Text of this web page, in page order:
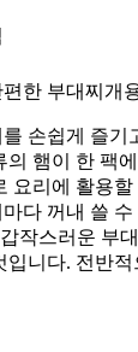
편한 부대찌개
손쉽게 즐기
의 햄이 한 팩
요리에 활용할
다 꺼내 쓸
작스러운 부
입니다. 전반